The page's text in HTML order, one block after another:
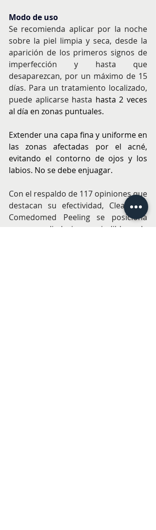
Modo de uso
Se recomienda aplicar por la noche
sobre la piel limpia y seca, desde la
aparición de los primeros signos de
imperfección y hasta que
desaparezcan, por un máximo de 15
días. Para un tratamiento localizado,
puede aplicarse hasta hasta 2 veces
al día en zonas puntuales.
Extender una capa fina y uniforme en
las zonas afectadas por el acné,
evitando el contorno de ojos y los
labios. No se debe enjuagar.
Con el respaldo de 117 opiniones que
destacan su efectividad, Cleanance
Comedomed Peeling se posiciona
como un aliado imprescindible en la